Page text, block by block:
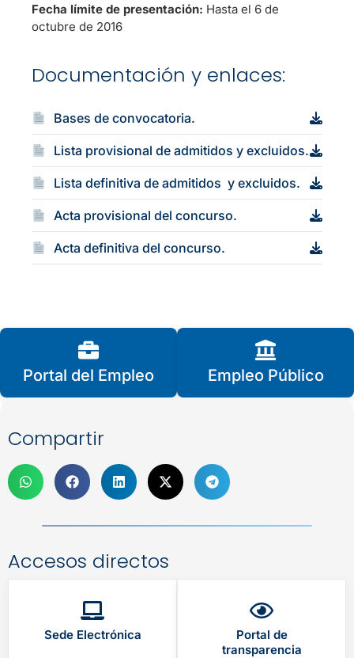
Fecha límite de presentación: Hasta el 6 de
octubre de 2016
Documentación y enlaces:
Bases de convocatoria.
Lista provisional de admitidos y excluidos.
Lista definitiva de admitidos y excluidos.
Acta provisional del concurso.
Acta definitiva del concurso.
Portal del Empleo Empleo Público
Compartir
Accesos directos
Sede Electrónica
Portal de
transparencia